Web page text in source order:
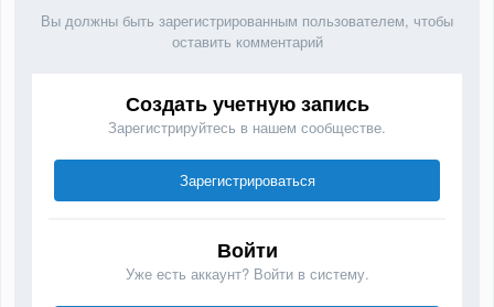
Вы должны быть зарегистрированным пользователем, чтобы
оставить комментарий
Создать учетную запись
Зарегистрируйтесь в нашем сообществе.
Зарегистрироваться
Войти
Уже есть аккаунт? Войти в систему.